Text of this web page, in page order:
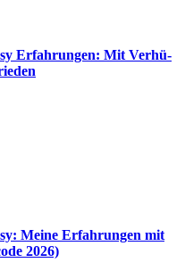
Erfah­run­gen: Mit Ver­hü­
Mei­ne Erfah­run­gen mit
2026)